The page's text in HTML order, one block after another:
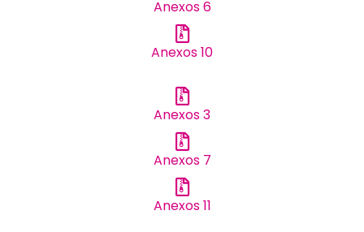
Anexos 6
Anexos 10
Anexos 3
Anexos 7
Anexos 11